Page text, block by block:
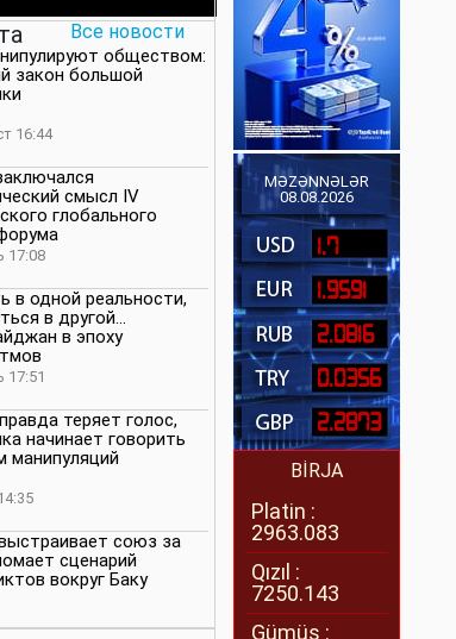
Все новости
обществом:
закон большой
16:44
смысл IV
глобального
17:08
в одной реальности,
в другой…
в эпоху
17:51
теряет голос,
начинает говорить
манипуляций
союз за
сценарий
вокруг Баку
MƏZƏNNƏLƏR
08.08.2026
1.7
1.9591
2.0816
0.0356
2.2873
BİRJA
Platin :
2963.083
Qızıl :
7250.143
Gümüş :